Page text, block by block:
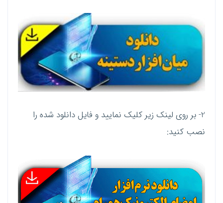
2- بر روی لینک زیر کلیک نمایید و فایل دانلود شده را
نصب کنید: